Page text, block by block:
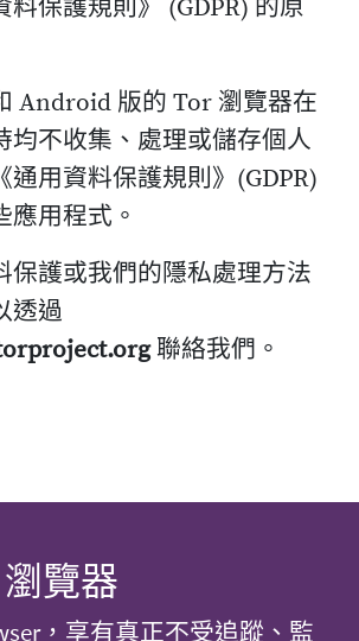
料保護規則》 (GDPR) 的原
Android 版的 Tor 瀏覽器在
均不收集、處理或儲存個人
通用資料保護規則》(GDPR)
應用程式。
保護或我們的隱私處理方法
透過
聯絡我們。
覽器
，享有真正不受追蹤、監